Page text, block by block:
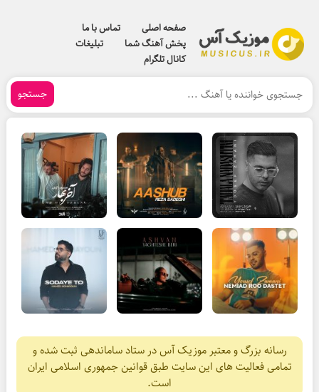
صفحه اصلی
تماس با ما
پخش آهنگ شما
تبلیغات
کانال تلگرام
جستجو
رسانه بزرگ و معتبر موزیک آس در ستاد ساماندهی ثبت شده و
تمامی فعالیت های این سایت طبق قوانین جمهوری اسلامی ایران
است.